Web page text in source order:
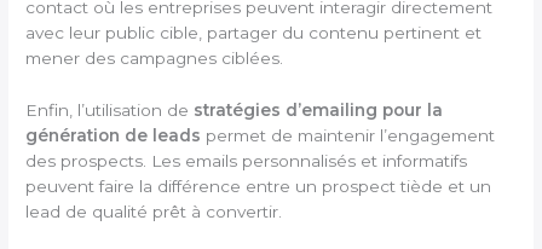
contact où les entreprises peuvent interagir directement
avec leur public cible, partager du contenu pertinent et
mener des campagnes ciblées.
Enfin, l’utilisation de stratégies d’emailing pour la
génération de leads permet de maintenir l’engagement
des prospects. Les emails personnalisés et informatifs
peuvent faire la différence entre un prospect tiède et un
lead de qualité prêt à convertir.